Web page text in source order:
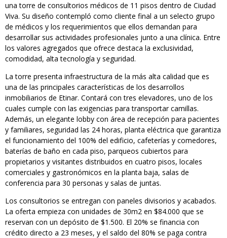
una torre de consultorios médicos de 11 pisos dentro de Ciudad
Viva. Su diseño contempló como cliente final a un selecto grupo
de médicos y los requerimientos que ellos demandan para
desarrollar sus actividades profesionales junto a una clínica. Entre
los valores agregados que ofrece destaca la exclusividad,
comodidad, alta tecnología y seguridad.
La torre presenta infraestructura de la más alta calidad que es
una de las principales características de los desarrollos
inmobiliarios de Etinar. Contará con tres elevadores, uno de los
cuales cumple con las exigencias para transportar camillas.
Además, un elegante lobby con área de recepción para pacientes
y familiares, seguridad las 24 horas, planta eléctrica que garantiza
el funcionamiento del 100% del edificio, cafeterías y comedores,
baterías de baño en cada piso, parqueos cubiertos para
propietarios y visitantes distribuidos en cuatro pisos, locales
comerciales y gastronómicos en la planta baja, salas de
conferencia para 30 personas y salas de juntas.
Los consultorios se entregan con paneles divisorios y acabados.
La oferta empieza con unidades de 30m2 en $84.000 que se
reservan con un depósito de $1.500. El 20% se financia con
crédito directo a 23 meses, y el saldo del 80% se paga contra